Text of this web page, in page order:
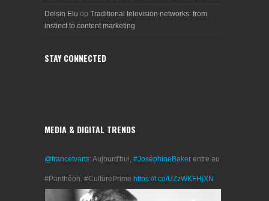
Delsin Elu op Traditional television networks: from
instinct to content marketing
STAY CONNECTED
MEDIA & DIGITAL TRENDS
@francetvarts: Aujourd'hui, #JoséphineBaker entre au
#Panthéon. #CulturePrime https://t.co/UZzWKFHjXN